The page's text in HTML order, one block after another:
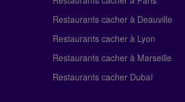
Restaurants cacher à Deauville
Restaurants cacher à Lyon
Restaurants cacher à Marseille
Restaurants cacher Dubaï